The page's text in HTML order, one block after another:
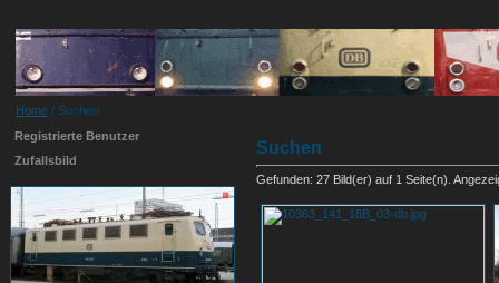
Home / Suchen
Registrierte Benutzer
Zufallsbild
Suchen
Gefunden: 27 Bild(er) auf 1 Seite(n).